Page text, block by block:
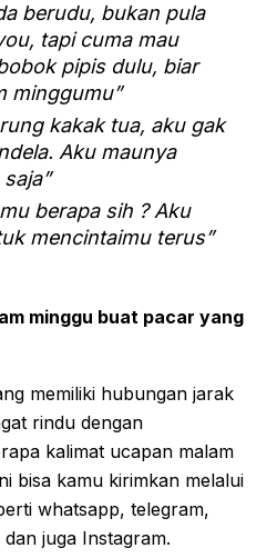
berudu, bukan pula
tapi cuma mau
pipis dulu, biar
minggumu”
kakak tua, aku gak
Aku maunya
berapa sih ? Aku
mencintaimu terus”
minggu buat pacar yang
memiliki hubungan jarak
rindu dengan
kalimat ucapan malam
bisa kamu kirimkan melalui
whatsapp, telegram,
juga Instagram.